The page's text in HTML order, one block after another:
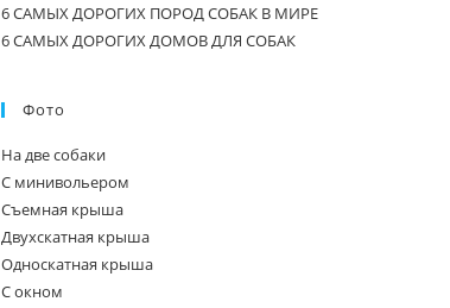
6 САМЫХ ДОРОГИХ ДОМОВ ДЛЯ СОБАК
С минивольером
Съемная крыша
Двухскатная крыша
Односкатная крыша
С окном
Открытая веранда